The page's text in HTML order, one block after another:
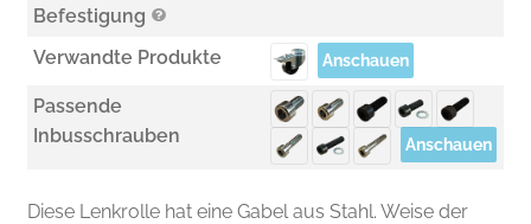
Diese Lenkrolle hat eine Gabel aus Stahl. Weise der
Befestigung
Verwandte Produkte Anschauen
Passende
Inbusschrauben
Anschauen